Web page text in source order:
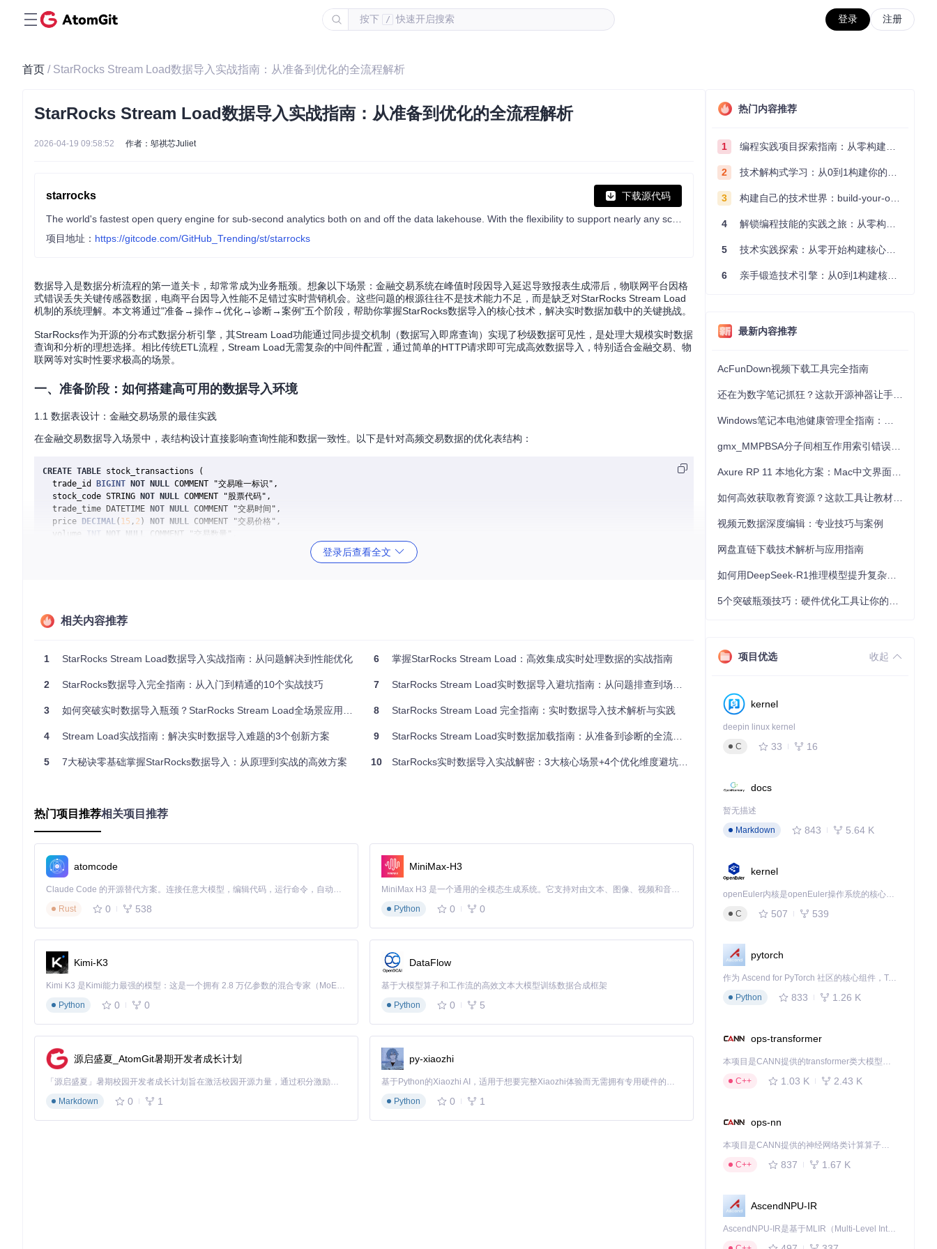
按下 / 快速开启搜索 登录 注册
首页 / StarRocks Stream Load数据导入实战指南：从准备到优化的全流程解析
StarRocks Stream Load数据导入实战指南：从准备到优化的全流程解析
2026-04-19 09:58:52 作者：邬祺芯Juliet
starrocks 下载源代码
项目地址： https://gitcode.com/GitHub_Trending/st/starrocks
数据导入是数据分析流程的第一道关卡，却常常成为业务瓶颈。想象以下场景：金融交易系统在峰值时段因导入延迟导致报表生成滞后，物联网平台因格
式错误丢失关键传感器数据，电商平台因导入性能不足错过实时营销机会。这些问题的根源往往不是技术能力不足，而是缺乏对StarRocks Stream Load
机制的系统理解。本文将通过"准备→操作→优化→诊断→案例"五个阶段，帮助你掌握StarRocks数据导入的核心技术，解决实时数据加载中的关键挑战。
StarRocks作为开源的分布式数据分析引擎，其Stream Load功能通过同步提交机制（数据写入即席查询）实现了秒级数据可见性，是处理大规模实时数据
查询和分析的理想选择。相比传统ETL流程，Stream Load无需复杂的中间件配置，通过简单的HTTP请求即可完成高效数据导入，特别适合金融交易、物
联网等对实时性要求极高的场景。
一、准备阶段：如何搭建高可用的数据导入环境
1.1 数据表设计：金融交易场景的最佳实践
在金融交易数据导入场景中，表结构设计直接影响查询性能和数据一致性。以下是针对高频交易数据的优化表结构：
CREATE TABLE stock_transactions (
  trade_id
BIGINT NOT NULL COMMENT "交易唯一标识",
  stock_code STRING
NOT NULL COMMENT "股票代码",
  trade_time DATETIME
NOT NULL COMMENT "交易时间",
  price
DECIMAL( 15 , 2 ) NOT NULL COMMENT "交易价格",
  volume
INT NOT NULL
COMMENT "交易数量",
COMMENT "交易类型：1-买入，2-卖出",
PROPERTIES(
  "storage_medium"
= "hdd",
避坑提示：金融交易数据通常有严格的唯一性要求，PRIMARY KEY的选择需确保业务唯一性，同时DISTRIBUTED BY的字段应根据查询模式选择，避免
{
"device_id": "sensor-001"
"timestamp"
"metrics": {
"temperature"
"humidity":
},
"location":
"status" :
"normal"
}
为高效导入此类数据，需创建对应的StarRocks表：
CREATE TABLE iot_sensor_data (
  device_id STRING
  event_time DATETIME
NOT NULL,
  temperature
  humidity
FLOAT,
  pressure
FLOAT,
  status STRING
登录后查看全文
相关内容推荐
1 StarRocks Stream Load数据导入实战指南：从问题解决到性能优化
2 StarRocks数据导入完全指南：从入门到精通的10个实战技巧
3 如何突破实时数据导入瓶颈？StarRocks Stream Load全场景应用指南
4 Stream Load实战指南：解决实时数据导入难题的3个创新方案
5 7大秘诀零基础掌握StarRocks数据导入：从原理到实战的高效方案
6 掌握StarRocks Stream Load：高效集成实时处理数据的实战指南
7 StarRocks Stream Load实时数据导入避坑指南：从问题排查到场景化解决方案
8 StarRocks Stream Load 完全指南：实时数据导入技术解析与实践
9 StarRocks Stream Load实时数据加载指南：从准备到诊断的全流程优化实践
10 StarRocks实时数据导入实战解密：3大核心场景+4个优化维度避坑指南
热门项目推荐相关项目推荐
atomcode
Claude Code 的开源替代方案。连接任意大模型，编辑代码，运行命令，自动验证 — 全自动执行。用 Rust 构建，极致性能。 ｜ An open-source alternative to Claude Code. Connect any LLM, edit code, run commands, and verify changes — autonomously. Built in Rust for speed. Get Started
Rust
0 538
MiniMax-H3
MiniMax H3 是一个通用的全模态生成系统。它支持对由文本、图像、视频和音频组成的多模态上下文进行统一理解，并能生成分辨率高达 2K、时长可达 15 秒的带原生立体声音频的视频。得益于面向任务泛化的系统设计，H3 在预训练阶段就已具备广泛的多模态上下文理解与生成能力，能够出色地执行复杂的多模态指令。
Python
0 0
Kimi-K3
Kimi K3 是Kimi能力最强的模型：这是一个拥有 2.8 万亿参数的混合专家（MoE）模型，具备原生视觉理解能力，并支持 100 万 token 的上下文窗口。
Python
0 0
DataFlow
基于大模型算子和工作流的高效文本大模型训练数据合成框架
Python
0 5
源启盛夏_AtomGit暑期开发者成长计划
「源启盛夏」暑期校园开发者成长计划旨在激活校园开源力量，通过积分激励、认证扶持、资源倾斜等形式，引导高校组织和开发者完成「入驻 — 建项目 — 做贡献 — 获认证 — 得资源」的完整闭环。无论你是想带领社团入驻平台的组织者，还是希望用代码贡献证明自己的开发者，都能在这里找到属于你的成长路径。
Markdown
0 1
py-xiaozhi
基于Python的Xiaozhi AI，适用于想要完整Xiaozhi体验而无需拥有专用硬件的用户。
Python
0 1
热门内容推荐
1 编程实践项目探索指南：从零构建技术能力体系
2 技术解构式学习：从0到1构建你的编程知识体系
3 构建自己的技术世界：build-your-own-x项目的实践探索指南
4 解锁编程技能的实践之旅：从零构建你的技术世界
5 技术实践探索：从零开始构建核心系统的实践指南
6 亲手锻造技术引擎：从0到1构建核心系统的实践指南
最新内容推荐
AcFunDown视频下载工具完全指南
视频元数据深度编辑：专业技巧与案例
网盘直链下载技术解析与应用指南
项目优选 收起
kernel
deepin linux kernel
C
33 16
docs
暂无描述
Markdown
843 5.64 K
kernel
openEuler内核是openEuler操作系统的核心，既是系统性能与稳定性的基石，也是连接处理器、设备与服务的桥梁。
C
507 539
pytorch
作为 Ascend for PyTorch 社区的核心组件，TorchNPU 是昇腾专为 PyTorch 打造的深度学习适配插件，使 PyTorch 框架能够直接调用昇腾 NPU，为开发者提供昇腾 AI 处理器的超强算力。
Python
833 1.26 K
ops-transformer
本项目是CANN提供的transformer类大模型算子库，实现网络在NPU上加速计算。
C++
1.03 K 2.43 K
ops-nn
本项目是CANN提供的神经网络类计算算子库，实现网络在NPU上加速计算。
C++
837 1.67 K
AscendNPU-IR
AscendNPU-IR是基于MLIR（Multi-Level Intermediate Representation）构建的，面向昇腾亲和算子编译时使用的中间表示，提供昇腾完备表达能力，通过编译优化提升昇腾AI处理器计算效率，支持通过生态框架使能昇腾AI处理器与深度调优